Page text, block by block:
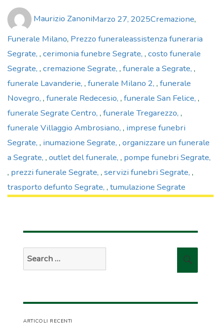
Maurizio Zanonion
Marzo 27, 2025Cremazione,
Funerale Milano, Prezzo funeraleTags
assistenza funeraria
Segrate , cerimonia funebre Segrate , costo funerale
Segrate , cremazione Segrate , funerale a Segrate ,
funerale Lavanderie , funerale Milano 2 , funerale
Novegro , funerale Redecesio , funerale San Felice ,
funerale Segrate Centro , funerale Tregarezzo ,
funerale Villaggio Ambrosiano , imprese funebri
Segrate , inumazione Segrate , organizzare un funerale
a Segrate , outlet del funerale , pompe funebri Segrate
, prezzi funerale Segrate , servizi funebri Segrate ,
trasporto defunto Segrate , tumulazione Segrate
Search
for:
ARTICOLI RECENTI